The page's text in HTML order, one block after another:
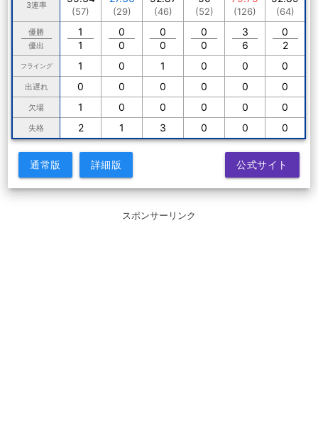
3連率
(57) (29) (46) (52) (126) (64)
優勝
優出
1
1
0
0
0
0
0
0
3
6
0
2
フライング 1 0 1 0 0 0
出遅れ 0 0 0 0 0 0
欠場 1 0 0 0 0 0
失格 2 1 3 0 0 0
通常版 詳細版 公式サイト
スポンサーリンク